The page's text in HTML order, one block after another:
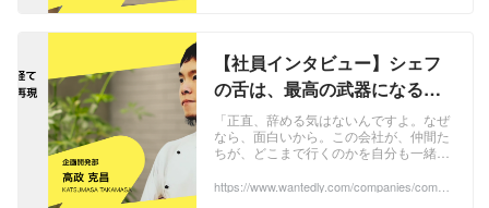
【社員インタビュー】シェフ
の舌は、最高の武器になる。
ミシュランシェフ、大手飲食
チェーン、そしてスタートア
ップへ。異色の「味の翻訳
家」が語る、開発の最前線 |
「正直、辞める気はないんですよ。なぜ
なら、面白いから。この会社が、仲間た
ちが、どこまで行くのかを自分も一緒に
は、株式会社シコメルフードテック（以
https://www.wantedly.com/companies/compa